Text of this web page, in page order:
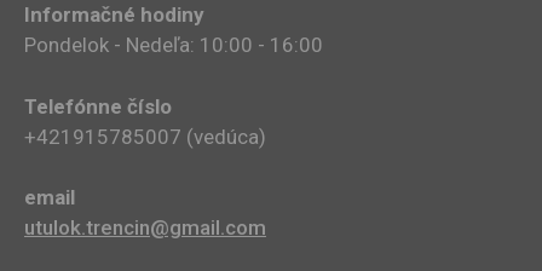
Informačné hodiny
Pondelok - Nedeľa: 10:00 - 16:00
Telefónne číslo
+421915785007​ (vedúca)
email
utulok.trencin@gmail.com